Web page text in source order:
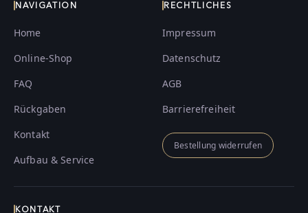
NAVIGATION
Home
Online-Shop
FAQ
Rückgaben
Kontakt
Aufbau & Service
RECHTLICHES
Impressum
Datenschutz
AGB
Barrierefreiheit
Bestellung widerrufen
KONTAKT